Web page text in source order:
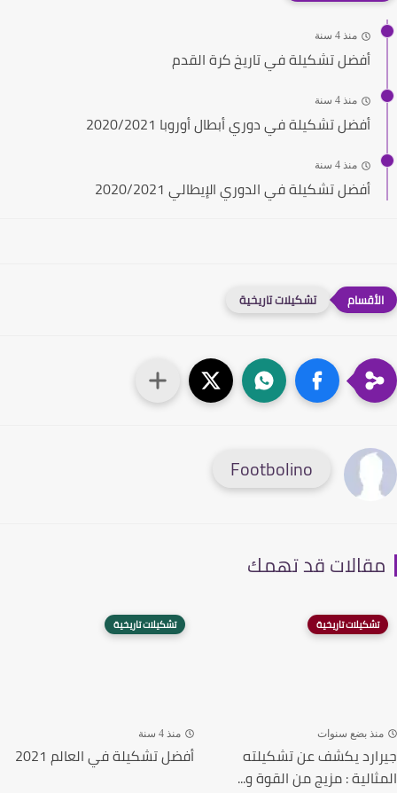
منذ 4 سنة
أفضل تشكيلة في تاريخ كرة القدم
منذ 4 سنة
أفضل تشكيلة في دوري أبطال أوروبا 2020/2021
منذ 4 سنة
أفضل تشكيلة في الدوري الإيطالي 2020/2021
تشكيلات تاريخية
Footbolino
قد تهمك
تشكيلات تاريخية
بضع سنوات
يكشف عن تشكيلته
: مزيج من القوة و...
تشكيلات تاريخية
منذ 4 سنة
أفضل تشكيلة في العالم 2021